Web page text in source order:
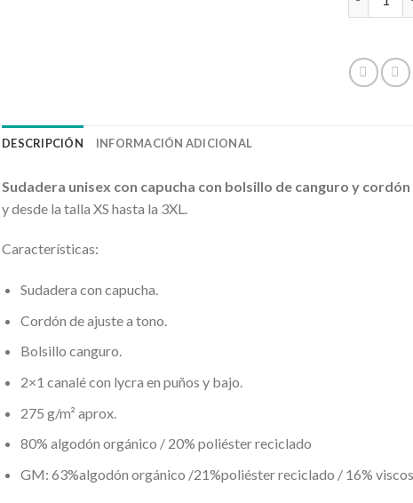
DESCRIPCIÓN INFORMACIÓN ADICIONAL
Sudadera unisex con capucha con bolsillo de canguro y
y desde la talla XS hasta la 3XL.
Características:
Sudadera con capucha.
Cordón de ajuste a tono.
Bolsillo canguro.
2×1 canalé con lycra en puños y bajo.
275 g/m² aprox.
80% algodón orgánico / 20% poliéster reciclado
GM: 63%algodón orgánico /21%poliéster reciclado / 16%